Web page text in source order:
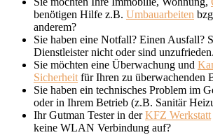
benötigen Hilfe z.B. Umbauarbeiten
anderem?
Sie haben eine Notfall? Einen Ausfall?
Dienstleister nicht oder sind unzufrieden.
Sie möchten eine Überwachung und
Sicherheit für Ihren zu überwachenden
Sie haben ein technisches Problem im
oder in Ihrem Betrieb (z.B. Sanitär
Ihr Gutman Tester in derKFZ Werkstatt
keine WLAN Verbindung auf?